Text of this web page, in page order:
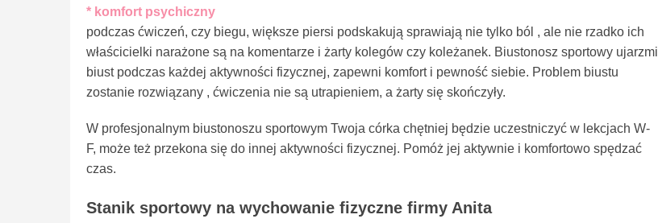
* komfort psychiczny
podczas ćwiczeń, czy biegu, większe piersi podskakują sprawiają nie tylko ból , ale nie rzadko ich
właścicielki narażone są na komentarze i żarty kolegów czy koleżanek. Biustonosz sportowy ujarzmi
biust podczas każdej aktywności fizycznej, zapewni komfort i pewność siebie. Problem biustu
zostanie rozwiązany , ćwiczenia nie są utrapieniem, a żarty się skończyły.
W profesjonalnym biustonoszu sportowym Twoja córka chętniej będzie uczestniczyć w lekcjach W-
F, może też przekona się do innej aktywności fizycznej. Pomóż jej aktywnie i komfortowo spędzać
czas.
Stanik sportowy na wychowanie fizyczne firmy Anita